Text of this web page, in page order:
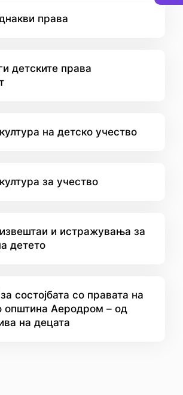
права
детските права
на детско учество
за учество
и истражувања за
детето
состојбата со правата на
општина Аеродром – од
на децата